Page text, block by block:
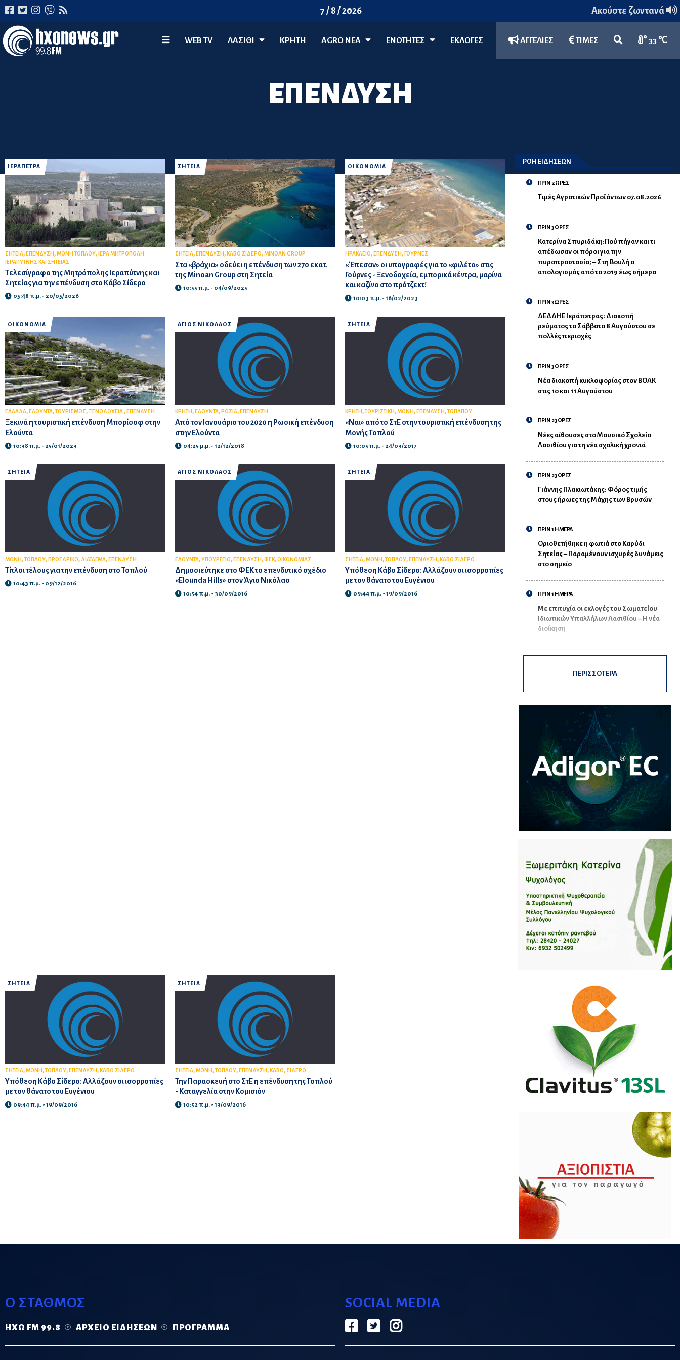
7 / 8 / 2026 Ακούστε ζωντανά
WEB TV ΛΑΣΊΘΙ ΚΡΗΤΗ AGRO ΝΈΑ ΕΝΟΤΗΤΕΣ ΕΚΛΟΓΕΣ ΑΓΓΕΛΙΕΣ ΤΙΜΕΣ 33 ℃
ΕΠΕΝΔΥΣΗ
ΙΕΡΑΠΕΤΡΑ
ΣΗΤΕΙΑ, ΕΠΕΝΔΥΣΗ,ΜΟΝΗ ΤΟΠΛΟΥ,
ΙΕΡΑ ΜΗΤΡΟΠΟΛΗ
ΙΕΡΑΠΥΤΝΗΣ ΚΑΙ ΣΗΤΕΙΑΣ
Τελεσίγραφο της Μητρόπολης Ιεραπύτνης και
Σητείας για την επένδυση στο Κάβο Σίδερο
05:48 π.μ. - 20/05/2026
ΣΗΤΕΙΑ
ΣΗΤΕΙΑ, ΕΠΕΝΔΥΣΗ, ΚΑΒΟ ΣΙΔΕΡΟ,MINOAN GROUP
Στα «βράχια» οδεύει η επένδυση των 270 εκατ.
της Minoan Group στη Σητεία
10:55 π.μ. - 04/09/2025
ΟΙΚΟΝΟΜΙΑ
ΗΡΑΚΛΕΙΟ, ΕΠΕΝΔΥΣΗ, ΓΟΥΡΝΕΣ
«Έπεσαν» οι υπογραφές για το «φιλέτο» στις
Γούρνες - Ξενοδοχεία, εμπορικά κέντρα, μαρίνα
και καζίνο στο πρότζεκτ!
10:03 π.μ. - 16/02/2023
ΟΙΚΟΝΟΜΙΑ
ΕΛΛΑΔΑ, ΕΛΟΥΝΤΑ,ΤΟΥΡΙΣΜΟΣ,ΞΕΝΟΔΟΧΕΙΑ, ΕΠΕΝΔΥΣΗ
Ξεκινά η τουριστική επένδυση Μπορίσοφ στην
Ελούντα
10:38 π.μ. - 25/01/2023
ΑΓΙΟΣ ΝΙΚΟΛΑΟΣ
ΚΡΗΤΗ, ΕΛΟΥΝΤΑ, ΡΩΣΙΑ, ΕΠΕΝΔΥΣΗ
Από τον Ιανουάριο του 2020 η Ρωσική επένδυση
στην Ελούντα
04:25 μ.μ. - 12/12/2018
ΣΗΤΕΙΑ
ΚΡΗΤΗ,ΤΟΥΡΙΣΤΙΚΗ,ΜΟΝΗ, ΕΠΕΝΔΥΣΗ,ΤΟΠΛΠΟΥ
«Ναι» από το ΣτΕ στην τουριστική επένδυση της
Μονής Τοπλού
10:05 π.μ. - 24/03/2017
ΣΗΤΕΙΑ
ΜΟΝΗ,ΤΟΠΛΟΥ, ΠΡΟΕΔΡΙΚΟ, ΔΙΑΤΑΓΜΑ, ΕΠΕΝΔΥΣΗ
Τίτλοι τέλους για την επένδυση στο Τοπλού
10:43 π.μ. - 09/12/2016
ΑΓΙΟΣ ΝΙΚΟΛΑΟΣ
ΕΛΟΥΝΤΑ,ΥΠΟΥΡΓΕΙΟ, ΕΠΕΝΔΥΣΗ,ΦΕΚ,ΟΙΚΟΝΟΜΙΑΣ
Δημοσιεύτηκε στο ΦΕΚ το επενδυτικό σχέδιο
«Elounda Hills» στον Άγιο Νικόλαο
10:54 π.μ. - 30/09/2016
ΣΗΤΕΙΑ
ΣΗΤΕΙΑ,ΜΟΝΗ,ΤΟΠΛΟΥ, ΕΠΕΝΔΥΣΗ, ΚΑΒΟ ΣΙΔΕΡΟ
Υπόθεση Κάβο Σίδερο: Αλλάζουν οι ισορροπίες
με τον θάνατο του Ευγένιου
09:44 π.μ. - 19/09/2016
ΡΟΗ ΕΙΔΗΣΕΩΝ
ΠΡΙΝ 2 ΩΡΕΣ
Τιμές Αγροτικών Προϊόντων 07.08.2026
ΠΡΙΝ 3 ΩΡΕΣ
Κατερίνα Σπυριδάκη:Πού πήγαν και τι
απέδωσαν οι πόροι για την
πυροπροστασία; – Στη Βουλή ο
απολογισμός από το 2019 έως σήμερα
ΠΡΙΝ 3 ΩΡΕΣ
ΔΕΔΔΗΕ Ιεράπετρας: Διακοπή
ρεύματος το Σάββατο 8 Αυγούστου σε
πολλές περιοχές
ΠΡΙΝ 3 ΩΡΕΣ
Νέα διακοπή κυκλοφορίας στον ΒΟΑΚ
στις 10 και 11 Αυγούστου
ΠΡΙΝ 23 ΩΡΕΣ
Νέες αίθουσες στο Μουσικό Σχολείο
Λασιθίου για τη νέα σχολική χρονιά
ΠΡΙΝ 23 ΩΡΕΣ
Γιάννης Πλακιωτάκης: Φόρος τιμής
στους ήρωες της Μάχης των Βρυσών
ΠΡΙΝ 1 ΗΜΕΡΑ
Οριοθετήθηκε η φωτιά στο Καρύδι
Σητείας – Παραμένουν ισχυρές δυνάμεις
στο σημείο
ΠΡΙΝ 1 ΗΜΕΡΑ
Με επιτυχία οι εκλογές του Σωματείου
Ιδιωτικών Υπαλλήλων Λασιθίου – Η νέα
διοίκηση
ΠΕΡΙΣΣΟΤΕΡΑ
ΣΗΤΕΙΑ
ΣΗΤΕΙΑ,ΜΟΝΗ,ΤΟΠΛΟΥ, ΕΠΕΝΔΥΣΗ, ΚΑΒΟ ΣΙΔΕΡΟ
Υπόθεση Κάβο Σίδερο: Αλλάζουν οι ισορροπίες
με τον θάνατο του Ευγένιου
09:44 π.μ. - 19/09/2016
ΣΗΤΕΙΑ
ΣΗΤΕΙΑ,ΜΟΝΗ,ΤΟΠΛΟΥ, ΕΠΕΝΔΥΣΗ, ΚΑΒΟ, ΣΙΔΕΡΟ
Την Παρασκευή στο ΣτΕ η επένδυση της Τοπλού
- Καταγγελία στην Κομισιόν
10:52 π.μ. - 13/09/2016
Ο ΣΤΑΘΜΟΣ
ΗΧΏ FM 99.8 ΑΡΧΕΊΟ ΕΙΔΉΣΕΩΝ ΠΡΌΓΡΑΜΜΑ
SOCIAL MEDIA